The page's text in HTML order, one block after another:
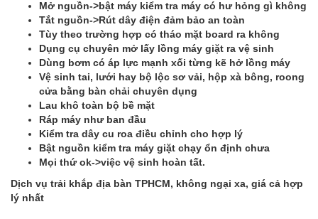
Mở nguồn->bật máy kiểm tra máy có hư hỏng gì không
Tắt nguồn->Rút dây điện đảm bảo an toàn
Tùy theo trường hợp có tháo mặt board ra không
Dụng cụ chuyên mở lấy lồng máy giặt ra vệ sinh
Dùng bơm có áp lực mạnh xối từng kẽ hở lồng máy
Vệ sinh tai, lưới hay bộ lộc sơ vải, hộp xà bông, roong
cửa bằng bàn chải chuyên dụng
Lau khô toàn bộ bề mặt
Ráp máy như ban đầu
Kiểm tra dây cu roa điều chỉnh cho hợp lý
Bật nguồn kiểm tra máy giặt chạy ổn định chưa
Mọi thứ ok->việc vệ sinh hoàn tất.
Dịch vụ trải khắp địa bàn TPHCM, không ngại xa, giá cả hợp
lý nhất